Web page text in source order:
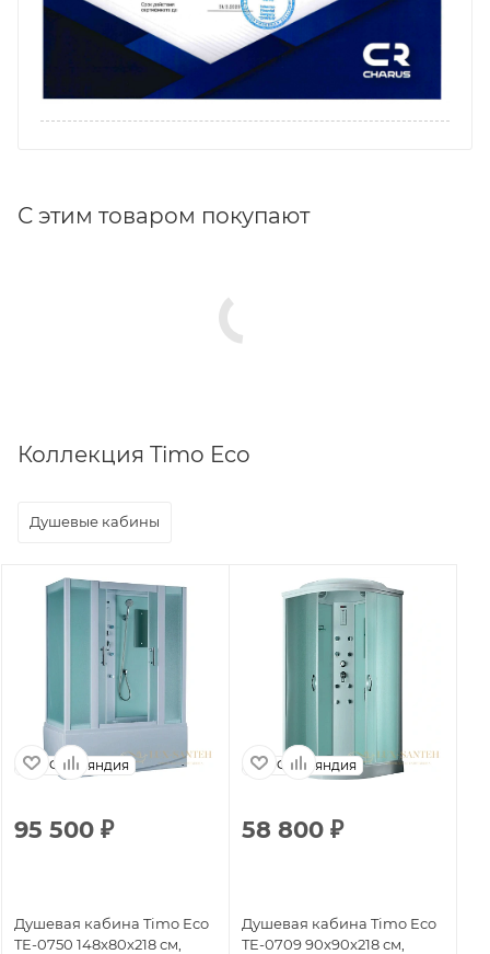
С этим товаром покупают
Коллекция Timo Eco
Душевые кабины
Финляндия
95 500 ₽
Душевая кабина Timo Eco
TE-0750 148x80x218 см,
Финляндия
58 800 ₽
Душевая кабина Timo Eco
TE-0709 90x90x218 см,